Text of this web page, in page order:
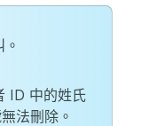
ID 中的姓氏
法刪除。